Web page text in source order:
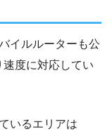
イルルーターも公
度に対応してい
いるエリアは